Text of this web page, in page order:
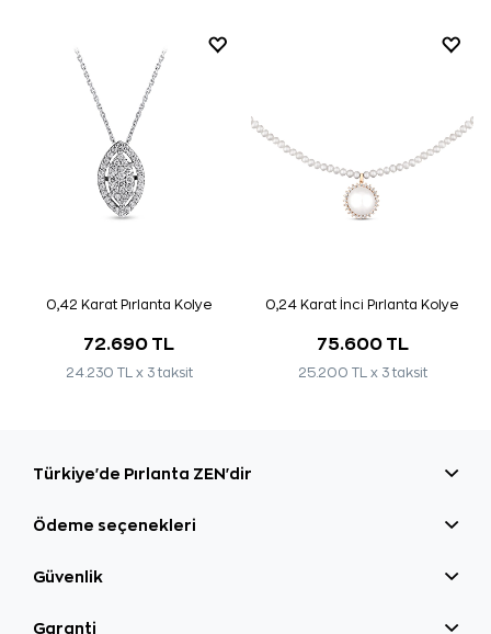
0,42 Karat Pırlanta Kolye
72.690 TL
24.230 TL x 3 taksit
0,24 Karat İnci Pırlanta Kolye
75.600 TL
25.200 TL x 3 taksit
Türkiye'de Pırlanta ZEN'dir
Ödeme seçenekleri
Güvenlik
Garanti